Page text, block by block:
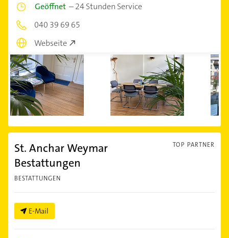
Geöffnet –24 Stunden Service
040 39 69 65
Webseite
TOP PARTNER
St. Anchar Weymar
Bestattungen
BESTATTUNGEN
E-Mail